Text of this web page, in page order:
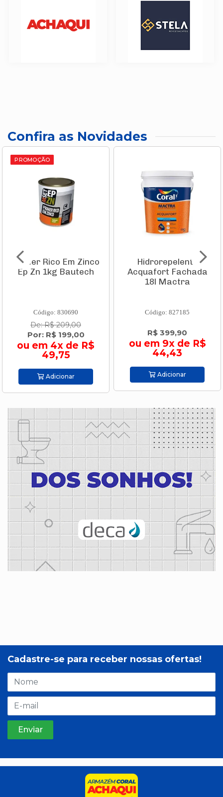
Confira as Novidades
PROMOÇÃO
Primer Rico Em Zinco
Ep Zn 1kg Bautech
Código: 830690
De: R$ 209,00
Por: R$ 199,00
ou em 4x de R$
49,75
Adicionar
Hidrorepelente
Acquafort Fachada
18l Mactra
Código: 827185
R$ 399,90
ou em 9x de R$
44,43
Adicionar
Cadastre-se para receber nossas ofertas!